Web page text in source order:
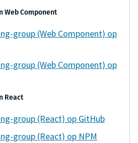
Web Component
group (Web Component) op
group (Web Component) op
React
group (React) op GitHub
group (React) op NPM